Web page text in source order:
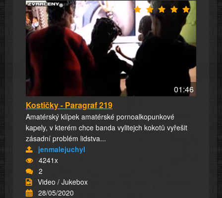
01:46
Kostičky - Paragraf 219
Amatérský klípek amatérské pornoalkopunkové
kapely, v kterém chce banda vylitejch kokotů vyřešit
zásadní problém lidstva...
jenmalejuchyl
4241x
2
Video / Jukebox
28/05/2020